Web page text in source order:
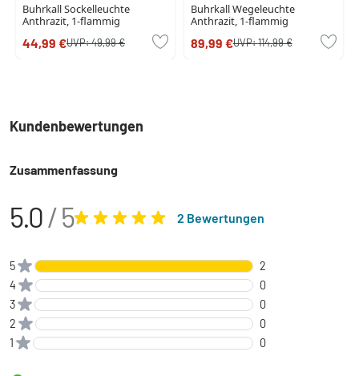
Buhrkall Sockelleuchte
Anthrazit, 1-flammig
44,99 €UVP:49,99 €
Buhrkall Wegeleuchte
Anthrazit, 1-flammig
89,99 €UVP:114,99 €
Kundenbewertungen
Zusammenfassung
5.0/ 5 2 Bewertungen
5
2
4
0
3
0
2
0
1
0